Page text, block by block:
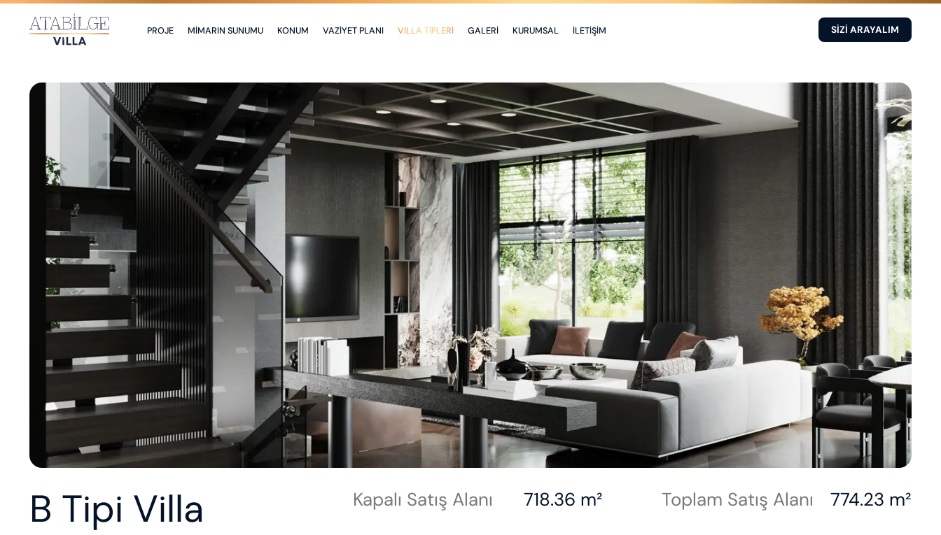
PROJE MİMARIN SUNUMU KONUM VAZİYET PLANI VİLLA TİPLERİ GALERİ KURUMSAL İLETİŞİM SİZİ ARAYALIM
B Tipi Villa Kapalı Satış Alanı 718.36 m² Toplam Satış Alanı 774.23 m²